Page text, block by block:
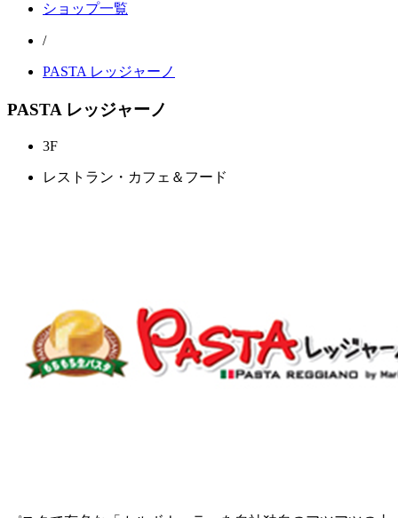
ショップ一覧
/
PASTA レッジャーノ
PASTA レッジャーノ
3F
レストラン・カフェ＆フード